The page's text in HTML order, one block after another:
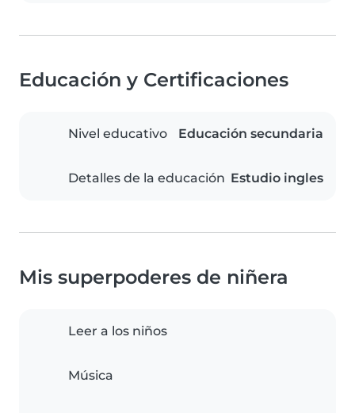
Educación y Certificaciones
Nivel educativo Educación secundaria
Detalles de la educación Estudio ingles
Mis superpoderes de niñera
Leer a los niños
Música